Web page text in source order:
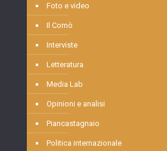
Foto e video
Il Comò
Interviste
Letteratura
Media Lab
Opinioni e analisi
Piancastagnaio
Politica internazionale